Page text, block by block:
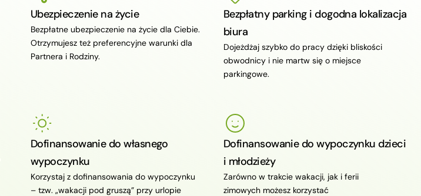
Ubezpieczenie na życie
Bezpłatne ubezpieczenie na życie dla Ciebie.
Otrzymujesz też preferencyjne warunki dla
Partnera i Rodziny.
Bezpłatny parking i dogodna lokalizacja
biura
Dojeżdżaj szybko do pracy dzięki bliskości
obwodnicy i nie martw się o miejsce
parkingowe.
Dofinansowanie do własnego
wypoczynku
Korzystaj z dofinansowania do wypoczynku
– tzw. „wakacji pod gruszą” przy urlopie
Dofinansowanie do wypoczynku dzieci
i młodzieży
Zarówno w trakcie wakacji, jak i ferii
zimowych możesz korzystać